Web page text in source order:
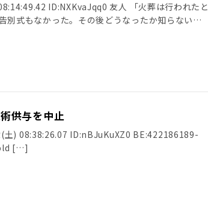
ID:NXKvaJqq0 友人 「火葬は行われたと
別式もなかった。その後どうなったか知らない」
供与を中止
) 08:38:26.07 ID:nBJuKuXZ0 BE:422186189-
[…]